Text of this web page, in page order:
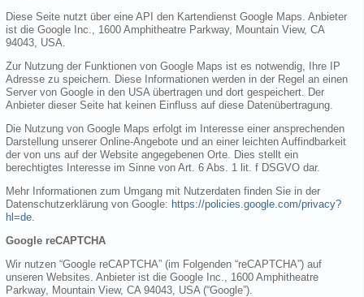
Diese Seite nutzt über eine API den Kartendienst Google Maps. Anbieter
ist die Google Inc., 1600 Amphitheatre Parkway, Mountain View, CA
94043, USA.
Zur Nutzung der Funktionen von Google Maps ist es notwendig, Ihre IP
Adresse zu speichern. Diese Informationen werden in der Regel an einen
Server von Google in den USA übertragen und dort gespeichert. Der
Anbieter dieser Seite hat keinen Einfluss auf diese Datenübertragung.
Die Nutzung von Google Maps erfolgt im Interesse einer ansprechenden
Darstellung unserer Online-Angebote und an einer leichten Auffindbarkeit
der von uns auf der Website angegebenen Orte. Dies stellt ein
berechtigtes Interesse im Sinne von Art. 6 Abs. 1 lit. f DSGVO dar.
Mehr Informationen zum Umgang mit Nutzerdaten finden Sie in der
Datenschutzerklärung von Google: https://policies.google.com/privacy?
hl=de
Google reCAPTCHA
Wir nutzen “Google reCAPTCHA” (im Folgenden “reCAPTCHA”) auf
unseren Websites. Anbieter ist die Google Inc., 1600 Amphitheatre
Parkway, Mountain View, CA 94043, USA (“Google”).